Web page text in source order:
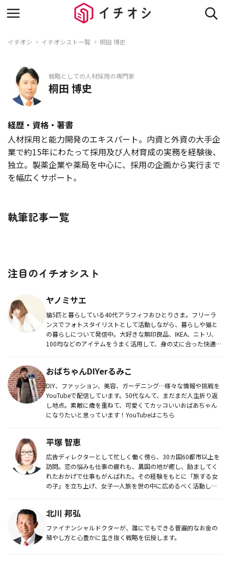
イチオシ イチオシスト一覧 桐田 博史
戦略としての人材採用の専門家
桐田 博史
経歴・資格・著書
人材採用と能力開発のエキスパート。内資と外資の大手企
業で約15年にわたって採用及び人材育成の実務を経験後、
独立。製薬企業や薬局を中心に、採用の企画から実行まで
を幅広くサポート。
執筆記事一覧
注目のイチオシスト
ヤノミサエ
猫5匹と暮らしている40代アラフィフおひとりさま。フリーラ
ンスでフォトスタイリストとして活動しながら、暮らしや猫と
の暮らしについて発信中。大好きな無印良品、IKEA、ニトリ、
100均などのアイテムをうまく活用して、身の丈に合った快適
おばちゃんDIYerるみこ
DIY、ファッション、美容、ガーデニング…様々な情報や挑戦を
YouTubeで配信しています。50代なんて、まだまだ人生折り返
し地点。素敵に歳を重ねて、可愛くてカッコいいおばあちゃん
になりたいと思っています！YouTubeはこちら
平塚 智恵
広告ディレクターとして忙しく働く傍ら、30カ国60都市以上を
訪問。恋の悩みも仕事の疲れも、異国の地が癒し、励ましてく
れたおかげで仕事もがんばれた。その経験をもとに「旅する女
の子」を立ち上げ、女子一人旅を世の中に広めるべく活動して
北川 邦弘
ファイナンシャルドクターが、誰にでもできる普遍的なお金の
殖やし方と心豊かに生き抜く戦略を伝授します。